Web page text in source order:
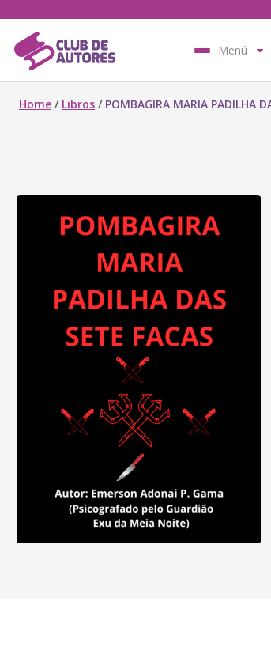
Menú
Home / Libros / POMBAGIRA MARIA PADILHA